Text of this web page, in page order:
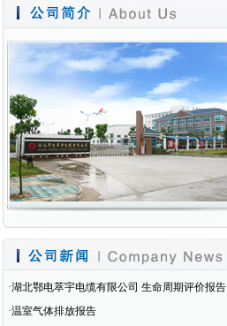
·湖北鄂电萃宇电缆有限公司 生命周期评价报告
·温室气体排放报告